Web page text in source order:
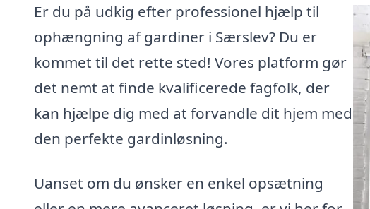
Er du på udkig efter professionel hjælp til
ophængning af gardiner i Særslev? Du er
kommet til det rette sted! Vores platform gør
det nemt at finde kvalificerede fagfolk, der
kan hjælpe dig med at forvandle dit hjem med
den perfekte gardinløsning.
Uanset om du ønsker en enkel opsætning